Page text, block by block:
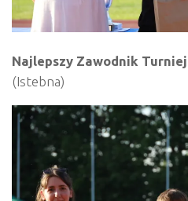
Najlepszy Zawodnik
(Istebna)